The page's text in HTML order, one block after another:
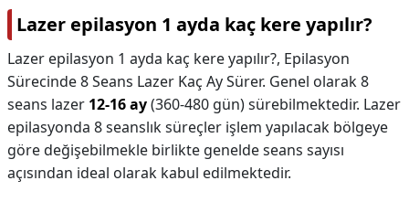
Lazer epilasyon 1 ayda kaç kere yapılır?
Lazer epilasyon 1 ayda kaç kere yapılır?, Epilasyon
Sürecinde 8 Seans Lazer Kaç Ay Sürer. Genel olarak 8
seans lazer 12-16 ay(360-480 gün) sürebilmektedir. Lazer
epilasyonda 8 seanslık süreçler işlem yapılacak bölgeye
göre değişebilmekle birlikte genelde seans sayısı
açısından ideal olarak kabul edilmektedir.